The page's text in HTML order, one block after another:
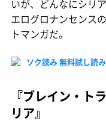
いが、どんなにシリ
エログロナンセンス
トマンガだ。
ソク読み 無料試し読
『ブレイン・ト
リア』